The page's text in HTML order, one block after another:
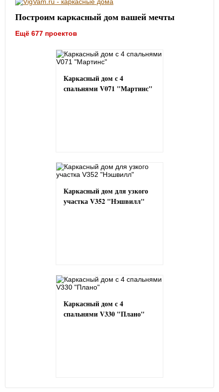
Построим каркасный дом вашей мечты
Ещё 677 проектов
Каркасный дом с 4
спальнями V071 "Мартинс"
Каркасный дом для узкого
участка V352 "Нэшвилл"
Каркасный дом с 4
спальнями V330 "Плано"